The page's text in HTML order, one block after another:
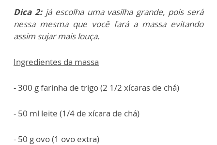
Dica 2:já escolha uma vasilha grande, pois será
nessa mesma que você fará a massa evitando
assim sujar mais louça.
Ingredientes da massa
- 300 g farinha de trigo (2 1/2 xícaras de chá)
- 50 ml leite (1/4 de xícara de chá)
- 50 g ovo (1 ovo extra)